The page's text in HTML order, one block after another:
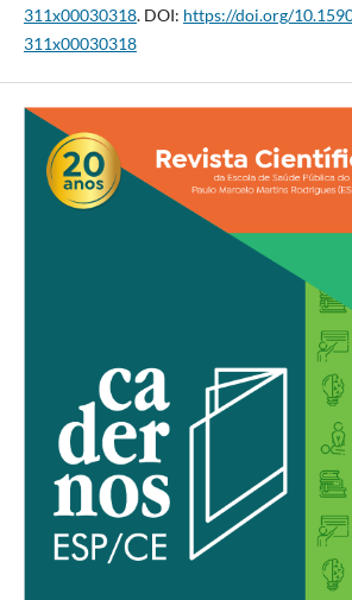
311x00030318. DOI: https://doi.org/
311x00030318